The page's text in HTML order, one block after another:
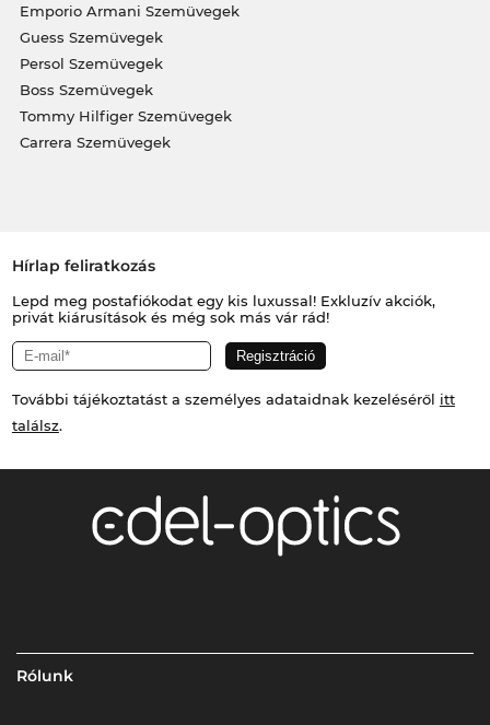
Emporio Armani Szemüvegek
Guess Szemüvegek
Persol Szemüvegek
Boss Szemüvegek
Tommy Hilfiger Szemüvegek
Carrera Szemüvegek
Hírlap feliratkozás
Lepd meg postafiókodat egy kis luxussal! Exkluzív akciók,
privát kiárusítások és még sok más vár rád!
További tájékoztatást a személyes adataidnak kezeléséről itt
találsz.
Rólunk